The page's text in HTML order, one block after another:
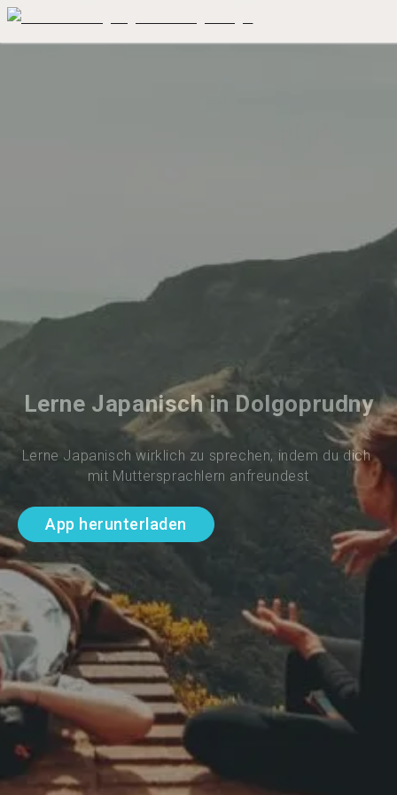
Lerne Japanisch in Dolgoprudny
Lerne Japanisch wirklich zu sprechen, indem du dich
mit Muttersprachlern anfreundest
App herunterladen